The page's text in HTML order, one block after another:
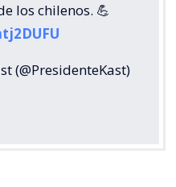
los chilenos. 💪
(@PresidenteKast)